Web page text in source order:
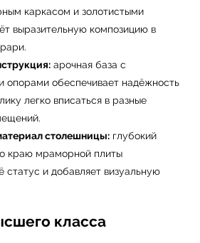
каркасом и золотистыми
выразительную композицию в
арочная база с
опорами обеспечивает надёжность
легко вписаться в разные
столешницы: глубокий
краю мраморной плиты
статус и добавляет визуальную
класса